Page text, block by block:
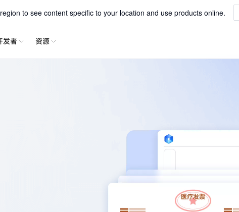
to see content specific to your location and use products online.
xParse一站式解析文字、表格、公式等内容
发者 资源